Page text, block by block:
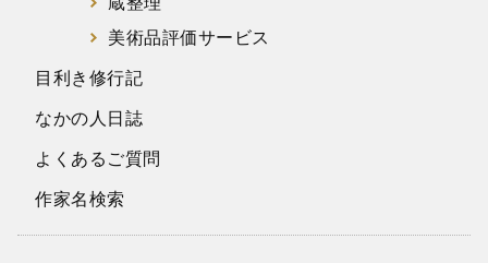
美術品評価サービス
目利き修行記
なかの人日誌
よくあるご質問
作家名検索